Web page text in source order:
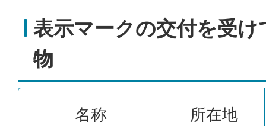
表示マークの交付を受け
物
名称 所在地